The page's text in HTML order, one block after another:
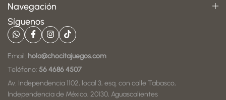
Navegación
Síguenos
Email: hola@chocitajuegos.com
Teléfono: 56 4686 4507
Av. Independencia 1102, local 3, esq. con calle Tabasco,
Independencia de México, 20130, Aguascalientes